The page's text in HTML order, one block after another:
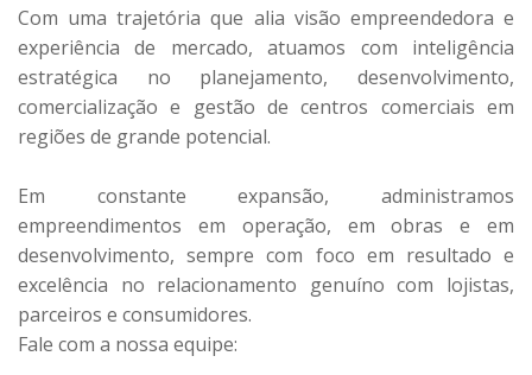
Com uma trajetória que alia visão empreendedora e
experiência de mercado, atuamos com inteligência
estratégica no planejamento, desenvolvimento,
comercialização e gestão de centros comerciais em
regiões de grande potencial.
Em constante expansão, administramos
empreendimentos em operação, em obras e em
desenvolvimento, sempre com foco em resultado e
excelência no relacionamento genuíno com lojistas,
parceiros e consumidores.
Fale com a nossa equipe: